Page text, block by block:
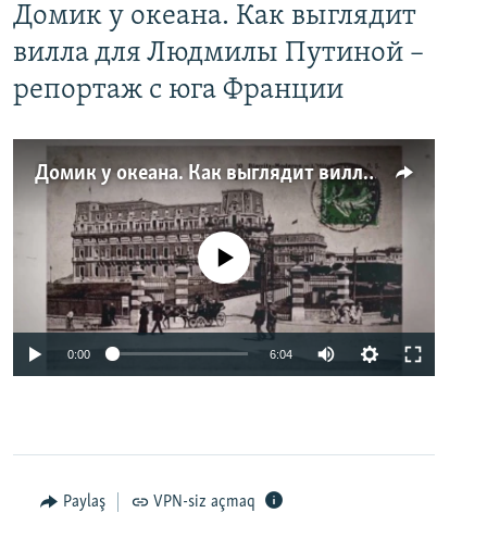
Домик у океана. Как выглядит
вилла для Людмилы Путиной –
репортаж с юга Франции
Домик у океана. Как выглядит вилла для Людмилы Путиной – репортаж с юга Франции
No media source currently available
0:00 6:04
Paylaş VPN-siz açmaq